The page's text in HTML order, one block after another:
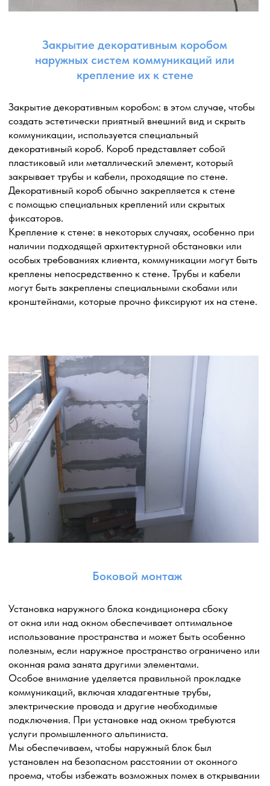
Монтаж наружного блока с применением
и отсутствии проблем с электрической системой.
Монтаж наружного блока кондиционера
с использованием шпилек и траверс является одним
из распространенных и надежных способов крепления.
Этот метод обеспечивает устойчивую и прочную
фиксацию наружного блока на стене здания или другой
подходящей поверхности.
Выбор места установки: определяем наиболее
подходящее место для размещения наружного блока
кондиционера, учитывая факторы, такие как
крепления траверса и наружного блока.
Установка траверса: устанавливаем траверс —
горизонтальную металлическую или алюминиевую
конструкцию, которая обеспечивает устойчивую
поддержку наружного блока. Траверс закрепляется
на шпильках и регулируется для достижения
правильного положения и наклона наружного блока.
Крепление наружного блока: устанавливаем блок
таким образом, чтобы обеспечить его стабильность,
безопасность и оптимальное направление потока
воздуха.
Услуги промышленного альпиниста или
автовышки
Услуги промышленного альпиниста и автовышки
кондиционеров. Они обеспечивают безопасный
и эффективный доступ к труднодоступным местам,
позволяя выполнять работы на высоте с высоким
уровнем профессионализма.
Промышленный альпинист способен осуществлять
монтаж кондиционера в труднодоступных местах, таких
как фасады зданий или высокие конструкции.
Автовышка обладает гибкостью и маневренностью,